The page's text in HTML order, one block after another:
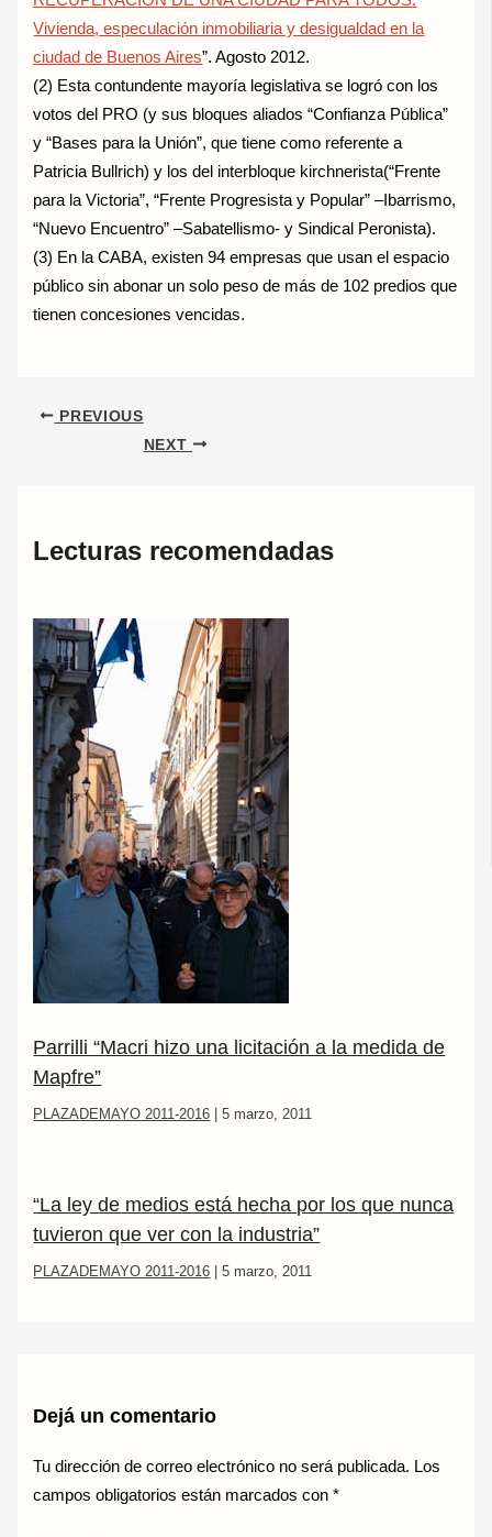
Vivienda, especulación inmobiliaria y desigualdad en la
ciudad de Buenos Aires”. Agosto 2012.
(2) Esta contundente mayoría legislativa se logró con los
votos del PRO (y sus bloques aliados “Confianza Pública”
y “Bases para la Unión”, que tiene como referente a
Patricia Bullrich) y los del interbloque kirchnerista(“Frente
para la Victoria”, “Frente Progresista y Popular” –Ibarrismo,
“Nuevo Encuentro” –Sabatellismo- y Sindical Peronista).
(3) En la CABA, existen 94 empresas que usan el espacio
público sin abonar un solo peso de más de 102 predios que
tienen concesiones vencidas.
PREVIOUS
NEXT
Lecturas recomendadas
Parrilli “Macri hizo una licitación a la medida de
Mapfre”
PLAZADEMAYO 2011-2016 |5 marzo, 2011
“La ley de medios está hecha por los que nunca
tuvieron que ver con la industria”
PLAZADEMAYO 2011-2016 |5 marzo, 2011
Dejá un comentario
Tu dirección de correo electrónico no será publicada. Los
campos obligatorios están marcados con*